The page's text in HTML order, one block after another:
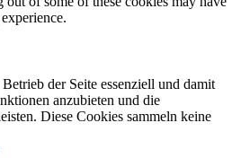
der Seite essenziell und damit
anzubieten und die
Diese Cookies sammeln keine